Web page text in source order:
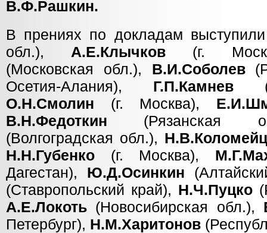
В.Ф.Рашкин.
В прениях по докладам
обл.), А.Е.Клычков (г.
(Московская обл.), В.И.Соболев
Осетия-Алания), Г.П.Камнев
О.Н.Смолин (г. Москва),
В.Н.Федоткин (Рязанская
(Волгоградская обл.),
Н.Н.Губенко (г. Москва),
Дагестан), Ю.Д.Осинкин
(Ставропольский край), Н.Ч.Пуцко
А.Е.Локоть (Новосибирская обл.),
Петербург), Н.М.Харитонов